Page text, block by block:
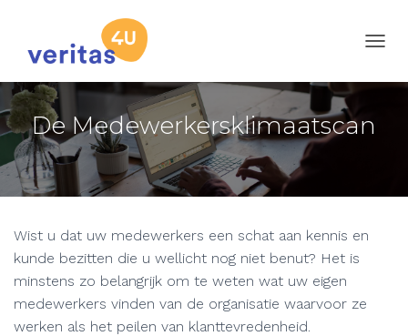
De Medewerkersklimaatscan
Wist u dat uw medewerkers een schat aan kennis en
kunde bezitten die u wellicht nog niet benut? Het is
minstens zo belangrijk om te weten wat uw eigen
medewerkers vinden van de organisatie waarvoor ze
werken als het peilen van klanttevredenheid.